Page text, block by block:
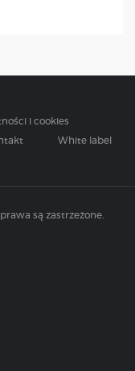
i cookies
White label
są zastrzeżone.